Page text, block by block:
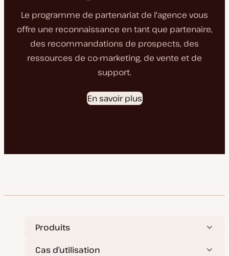
Le programme de partenariat de l'agence vous
offre une reconnaissance en tant que partenaire,
des recommandations de prospects, des
ressources de co-marketing, de vente et de
support.
En savoir plus
Produits
Cas d’utilisation